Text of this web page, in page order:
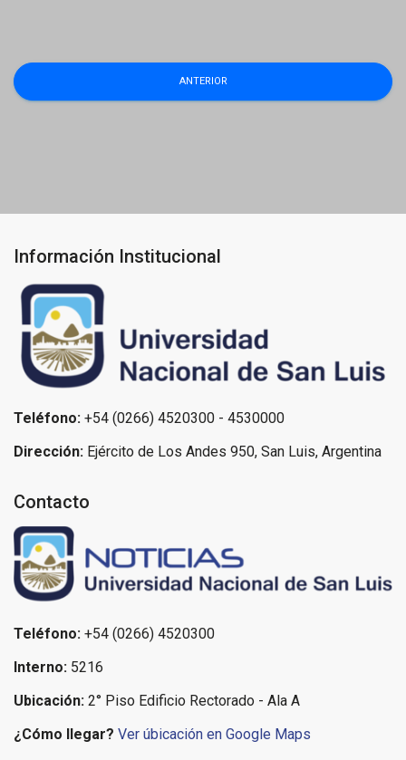
Navegación
ANTERIOR
Información Institucional
Teléfono: +54 (0266) 4520300 - 4530000
Dirección: Ejército de Los Andes 950, San Luis, Argentina
Contacto
Teléfono: +54 (0266) 4520300
Interno: 5216
Ubicación: 2° Piso Edificio Rectorado - Ala A
¿Cómo llegar? Ver úbicación en Google Maps